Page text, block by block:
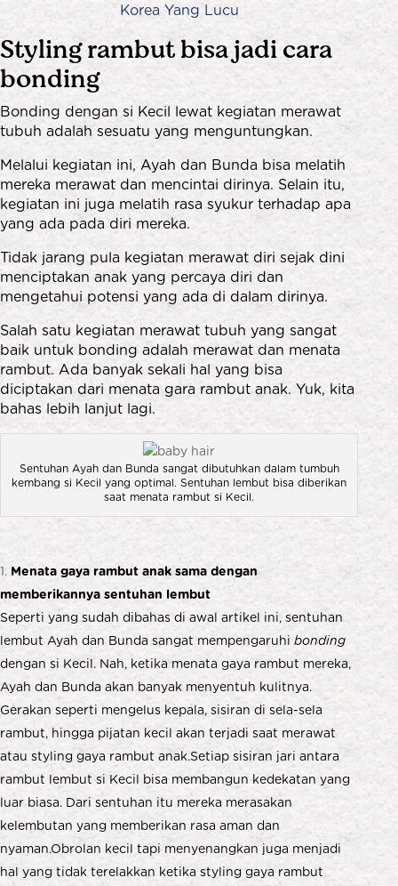
Korea Yang Lucu
Styling rambut bisa jadi cara
bonding
Bonding dengan si Kecil lewat kegiatan merawat
tubuh adalah sesuatu yang menguntungkan.
Melalui kegiatan ini, Ayah dan Bunda bisa melatih
mereka merawat dan mencintai dirinya. Selain itu,
kegiatan ini juga melatih rasa syukur terhadap apa
yang ada pada diri mereka.
Tidak jarang pula kegiatan merawat diri sejak dini
menciptakan anak yang percaya diri dan
mengetahui potensi yang ada di dalam dirinya.
Salah satu kegiatan merawat tubuh yang sangat
baik untuk bonding adalah merawat dan menata
rambut. Ada banyak sekali hal yang bisa
diciptakan dari menata gara rambut anak. Yuk, kita
bahas lebih lanjut lagi.
Sentuhan Ayah dan Bunda sangat dibutuhkan dalam tumbuh
kembang si Kecil yang optimal. Sentuhan lembut bisa diberikan
saat menata rambut si Kecil.
Menata gaya rambut anak sama dengan
memberikannya sentuhan lembut
Seperti yang sudah dibahas di awal artikel ini, sentuhan
lembut Ayah dan Bunda sangat mempengaruhi bonding
dengan si Kecil. Nah, ketika menata gaya rambut mereka,
Ayah dan Bunda akan banyak menyentuh kulitnya.
Gerakan seperti mengelus kepala, sisiran di sela-sela
rambut, hingga pijatan kecil akan terjadi saat merawat
atau styling gaya rambut anak.Setiap sisiran jari antara
rambut lembut si Kecil bisa membangun kedekatan yang
luar biasa. Dari sentuhan itu mereka merasakan
kelembutan yang memberikan rasa aman dan
nyaman.Obrolan kecil tapi menyenangkan juga menjadi
hal yang tidak terelakkan ketika styling gaya rambut